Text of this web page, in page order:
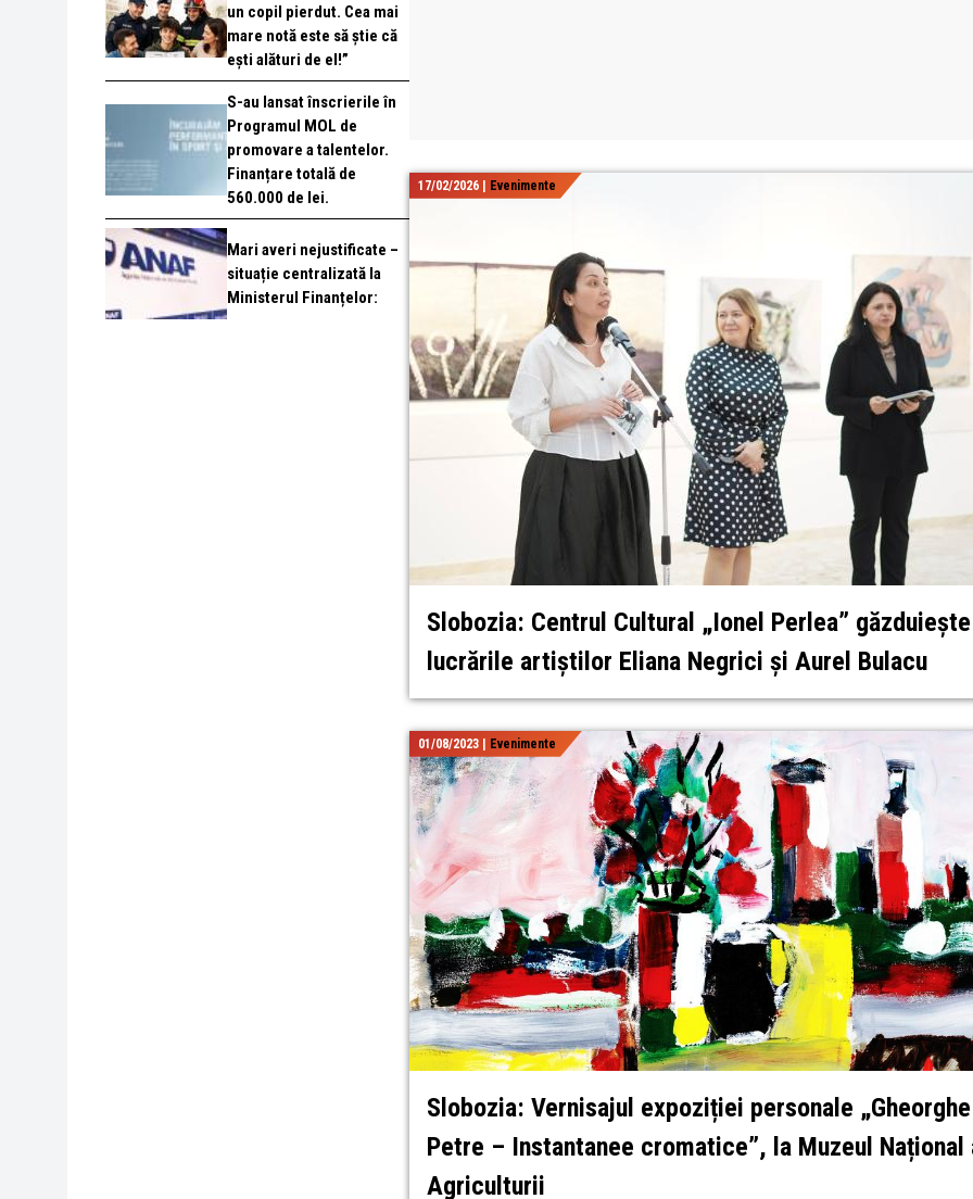
un copil pierdut. Cea mai
mare notă este să știe că
ești alături de el!”
S-au lansat înscrierile în
Programul MOL de
promovare a talentelor.
Finanțare totală de
560.000 de lei.
Mari averi nejustificate –
situație centralizată la
Ministerul Finanțelor:
17/02/2026 | Evenimente
Slobozia: Centrul Cultural „Ionel Perlea” găzduiește
lucrările artiștilor Eliana Negrici și Aurel Bulacu
01/08/2023 | Evenimente
Slobozia: Vernisajul expoziției personale „Gheorghe
Petre – Instantanee cromatice”, la Muzeul Național
Agriculturii